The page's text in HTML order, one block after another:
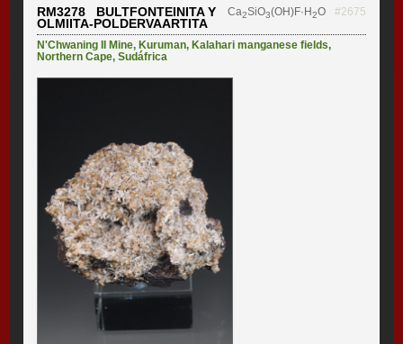
RM3278 BULTFONTEINITA Y
OLMIITA-POLDERVAARTITA
Ca2SiO3(OH)F·H2O #2675
N'Chwaning II Mine, Kuruman, Kalahari manganese fields,
Northern Cape,Sudáfrica